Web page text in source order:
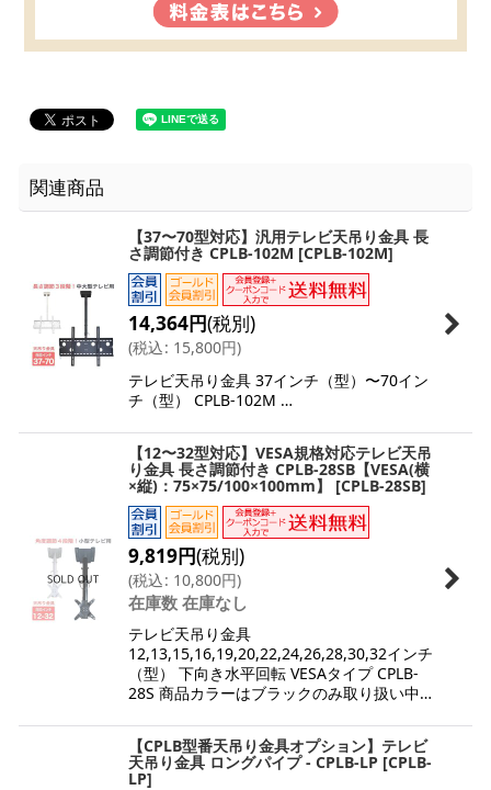
関連商品
【37〜70型対応】汎用テレビ天吊り金具 長
さ調節付き CPLB-102M [CPLB-102M]
14,364円(税別)
(税込: 15,800円)
テレビ天吊り金具 37インチ（型）〜70イン
チ（型） CPLB-102M …
【12〜32型対応】VESA規格対応テレビ天吊
り金具 長さ調節付き CPLB-28SB【VESA(横
×縦)：75×75/100×100mm】 [CPLB-28SB]
9,819円(税別)
(税込: 10,800円)
在庫数 在庫なし
テレビ天吊り金具
12,13,15,16,19,20,22,24,26,28,30,32インチ
（型） 下向き水平回転 VESAタイプ CPLB-
28S 商品カラーはブラックのみ取り扱い中…
【CPLB型番天吊り金具オプション】テレビ
天吊り金具 ロングパイプ - CPLB-LP [CPLB-
LP]